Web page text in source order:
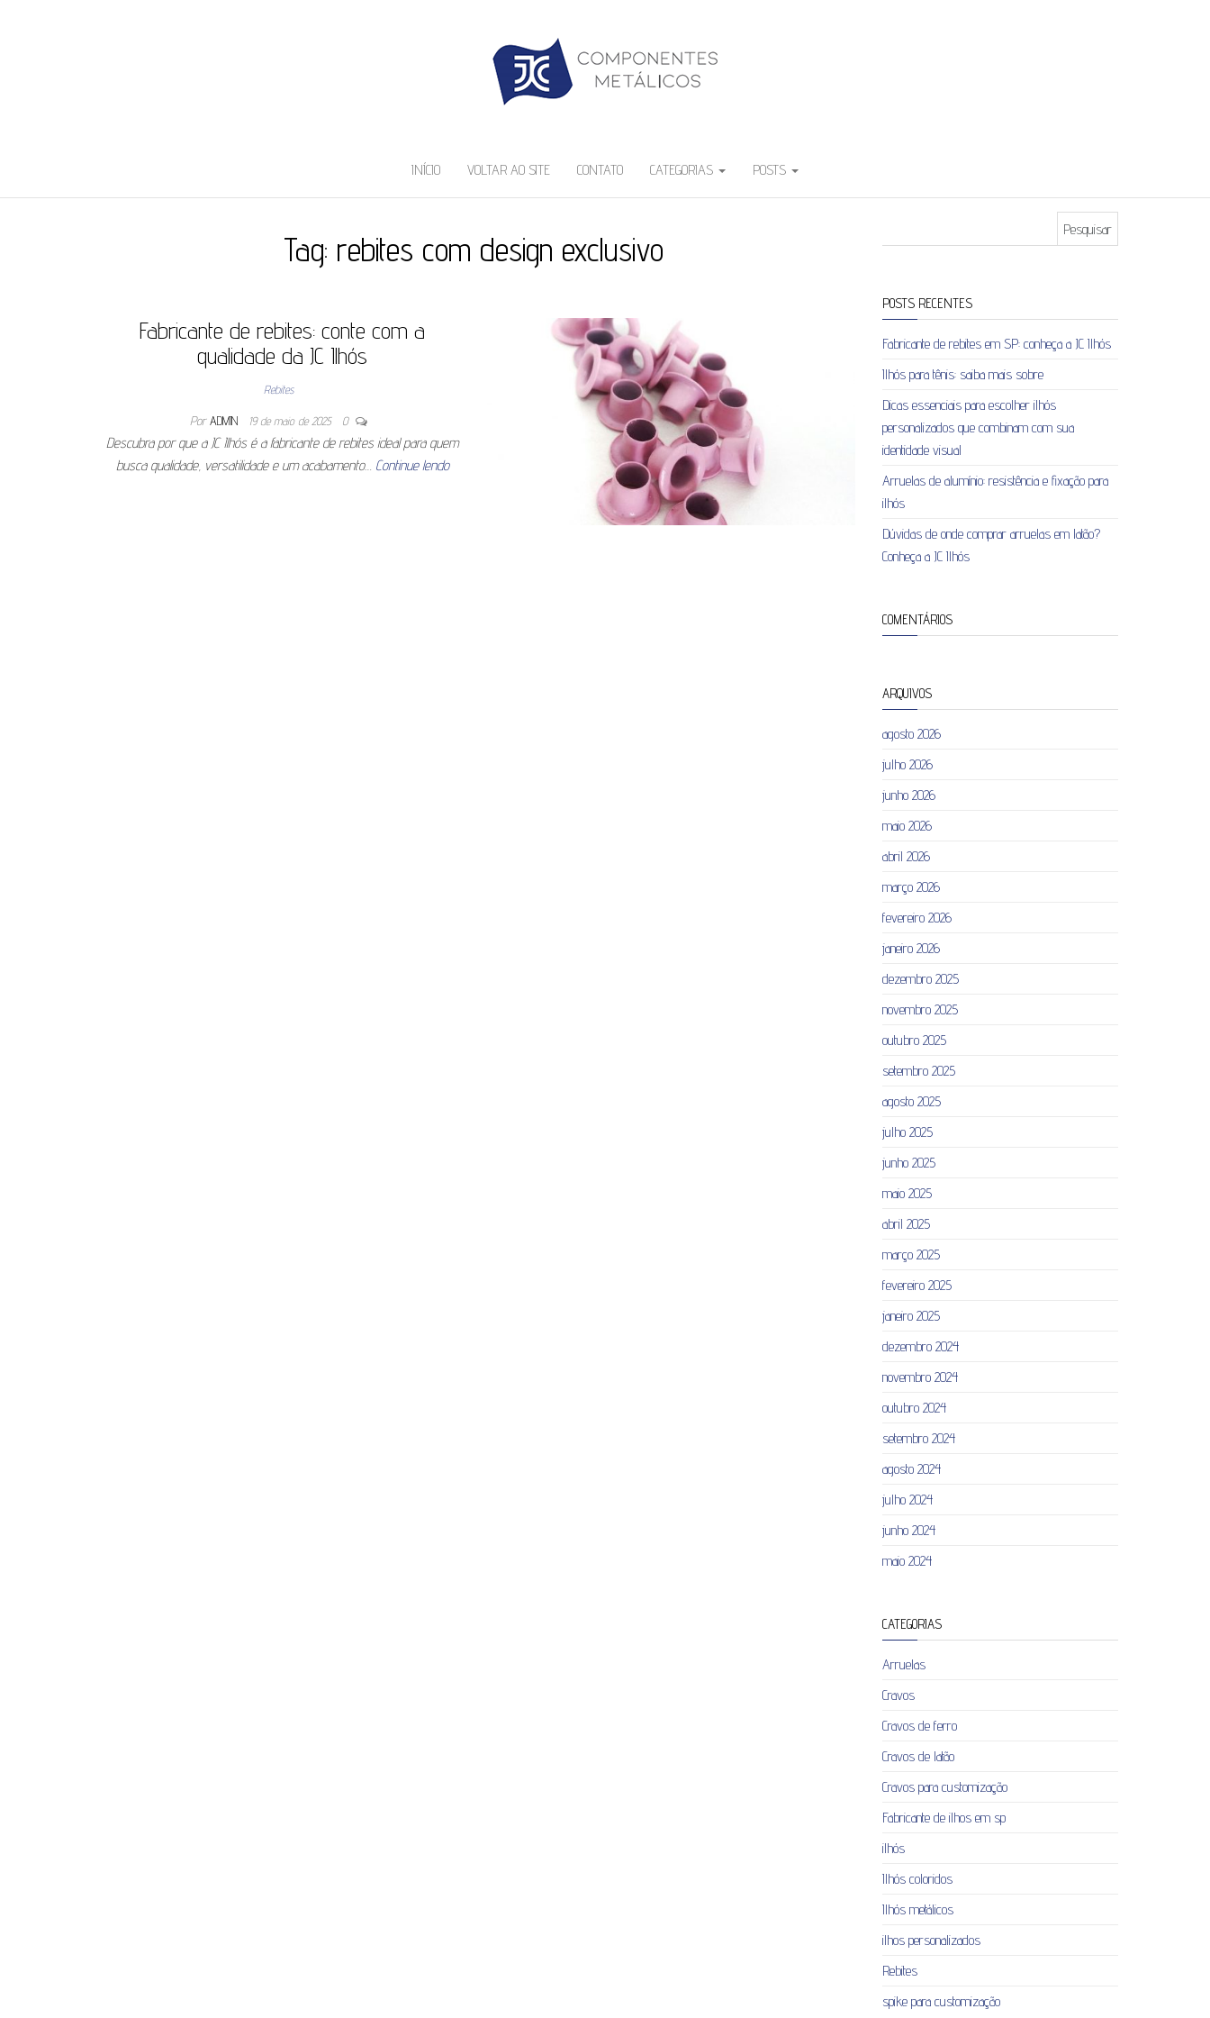
INÍCIO VOLTAR AO SITE CONTATO CATEGORIAS POSTS
Tag: rebites com design exclusivo
Fabricante de rebites: conte com a
qualidade da JC Ilhós
Rebites
Por ADMIN 19 de maio de 2025 0
Descubra por que a JC Ilhós é a fabricante de rebites ideal para quem
busca qualidade, versatilidade e um acabamento… Continue lendo
POSTS RECENTES
Fabricante de rebites em SP: conheça a JC Ilhós
Ilhós para tênis: saiba mais sobre
Dicas essenciais para escolher ilhós
personalizados que combinam com sua
identidade visual
Arruelas de alumínio: resistência e fixação para
ilhós
Dúvidas de onde comprar arruelas em latão?
Conheça a JC Ilhós
COMENTÁRIOS
ARQUIVOS
agosto 2026
julho 2026
junho 2026
maio 2026
abril 2026
março 2026
fevereiro 2026
janeiro 2026
dezembro 2025
novembro 2025
outubro 2025
setembro 2025
agosto 2025
julho 2025
junho 2025
maio 2025
abril 2025
março 2025
fevereiro 2025
janeiro 2025
dezembro 2024
novembro 2024
outubro 2024
setembro 2024
agosto 2024
julho 2024
junho 2024
maio 2024
CATEGORIAS
Arruelas
Cravos
Cravos de ferro
Cravos de latão
Cravos para customização
Fabricante de ilhos em sp
ilhós
Ilhós coloridos
Ilhós metálicos
ilhos personalizados
Rebites
spike para customização